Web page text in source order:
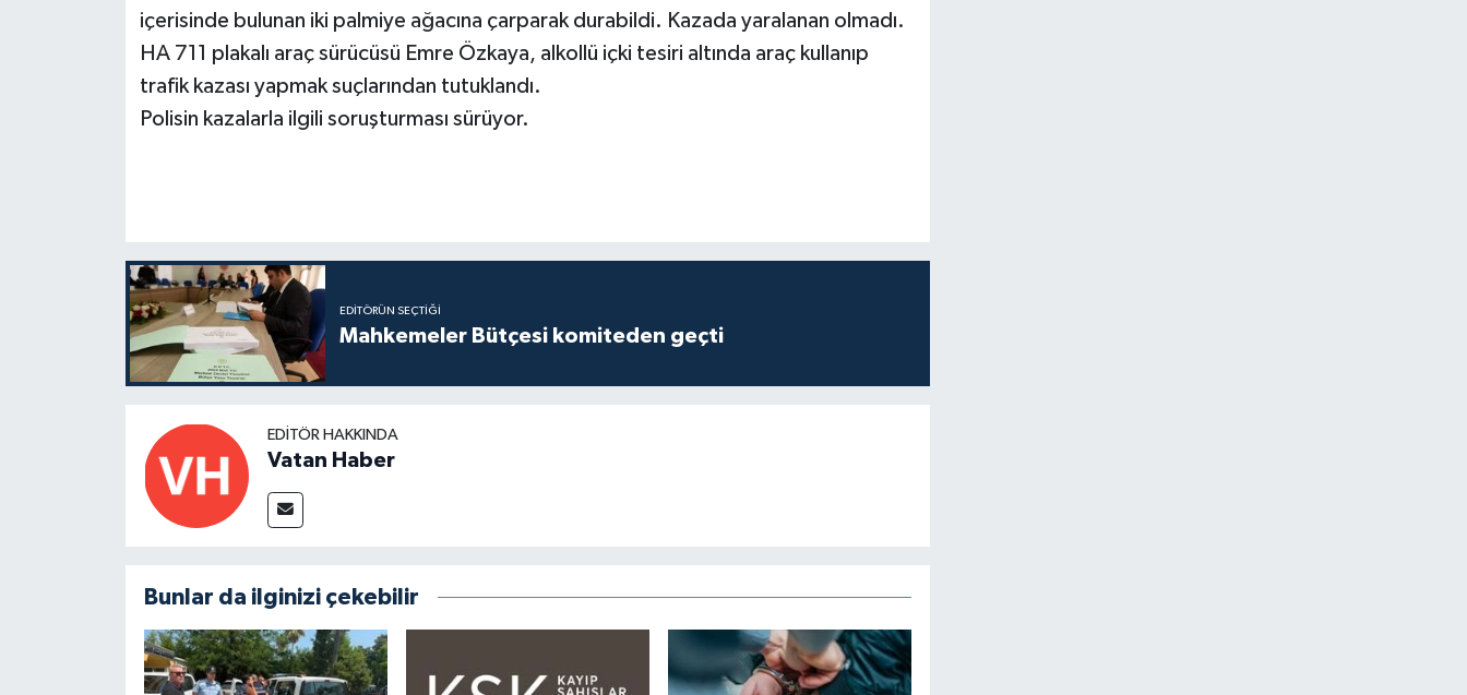
içerisinde bulunan iki palmiye ağacına çarparak durabildi. Kazada yaralanan olmadı.
HA 711 plakalı araç sürücüsü Emre Özkaya, alkollü içki tesiri altında araç kullanıp
trafik kazası yapmak suçlarından tutuklandı.
Polisin kazalarla ilgili soruşturması sürüyor.
EDITÖRÜN SEÇTIĞI
Mahkemeler Bütçesi komiteden geçti
EDITÖR HAKKINDA
Vatan Haber
Bunlar da ilginizi çekebilir